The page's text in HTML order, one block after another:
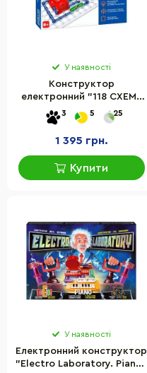
У наявності
Конструктор
електронний "118 СХЕМ"
DOKA D70701музика та
світло
3 5 25
1 395 грн.
Купити
У наявності
Електронний конструктор
"Electro Laboratory. Piano"